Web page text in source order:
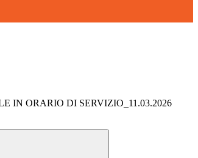
IN ORARIO DI SERVIZIO_11.03.2026